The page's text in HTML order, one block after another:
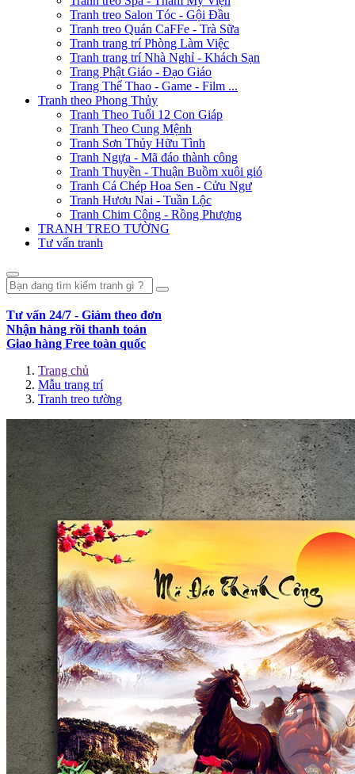
Tranh treo Salon Tóc - Gội Đầu
Tranh treo Quán CaFFe - Trà Sữa
Tranh trang trí Phòng Làm Việc
Tranh trang trí Nhà Nghỉ - Khách Sạn
Trang Phật Giáo - Đạo Giáo
Trang Thể Thao - Game - Film ...
Tranh theo Phong Thủy
Tranh Theo Tuổi 12 Con Giáp
Tranh Theo Cung Mệnh
Tranh Sơn Thủy Hữu Tình
Tranh Ngựa - Mã đáo thành công
Tranh Thuyền - Thuận Buồm xuôi gió
Tranh Cá Chép Hoa Sen - Cửu Ngư
Tranh Hươu Nai - Tuần Lộc
Tranh Chim Công - Rồng Phượng
TRANH TREO TƯỜNG
Tư vấn tranh
Tư vấn 24/7 - Giảm theo đơn
Nhận hàng rồi thanh toán
Giao hàng Free toàn quốc
Trang chủ
Mẫu trang trí
Tranh treo tường